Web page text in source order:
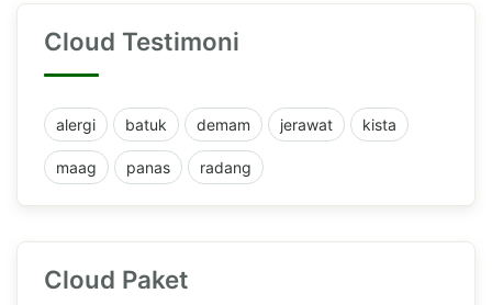
Cloud Testimoni
alergi batuk demam jerawat kista
maag panas radang
Cloud Paket